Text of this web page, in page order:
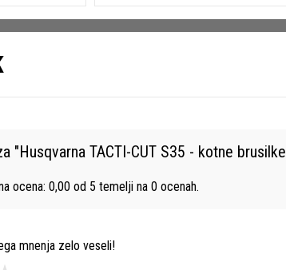
"Husqvarna TACTI-CUT S35 - kotne brusilke
ocena: 0,00 od 5 temelji na 0 ocenah.
mnenja zelo veseli!